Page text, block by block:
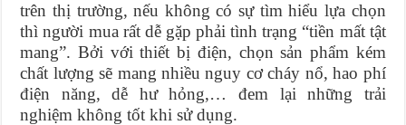
trên thị trường, nếu không có sự tìm hiểu lựa chọn
thì người mua rất dễ gặp phải tình trạng “tiền mất tật
mang”. Bởi với thiết bị điện, chọn sản phẩm kém
chất lượng sẽ mang nhiều nguy cơ cháy nổ, hao phí
điện năng, dễ hư hỏng,… đem lại những trải
nghiệm không tốt khi sử dụng.